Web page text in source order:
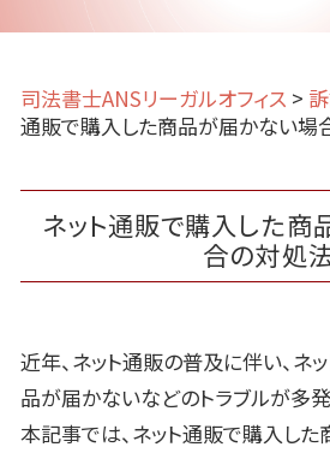
司法書士ANSリーガルオフィス >
通販で購入した商品が届かない場
ネット通販で購入した
合の対処
近年、ネット通販の普及に伴い、ネ
品が届かないなどのトラブルが多発
本記事では、ネット通販で購入し